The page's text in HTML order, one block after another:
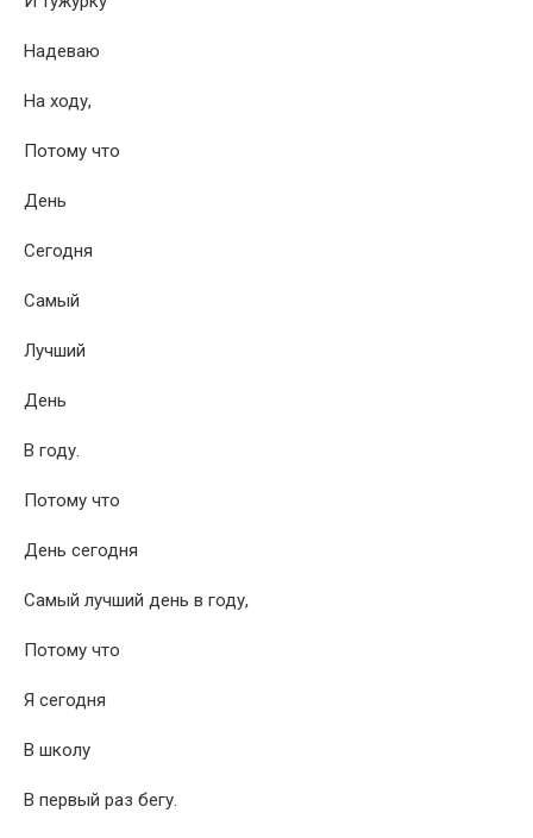
Надеваю
На ходу,
Потому что
День
Сегодня
Самый
Лучший
День
В году.
Потому что
День сегодня
Самый лучший день в году,
Потому что
Я сегодня
В школу
В первый раз бегу.